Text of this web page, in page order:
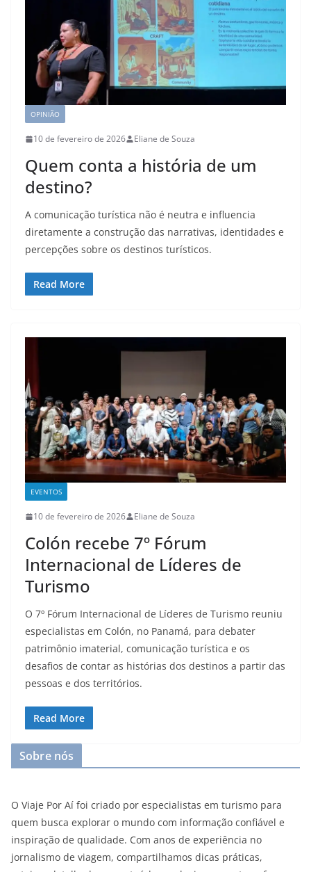
OPINIÃO
10 de fevereiro de 2026 Eliane de Souza
Quem conta a história de um
destino?
A comunicação turística não é neutra e influencia
diretamente a construção das narrativas, identidades e
percepções sobre os destinos turísticos.
Read More
EVENTOS
10 de fevereiro de 2026 Eliane de Souza
Colón recebe 7º Fórum
Internacional de Líderes de
Turismo
O 7º Fórum Internacional de Líderes de Turismo reuniu
especialistas em Colón, no Panamá, para debater
patrimônio imaterial, comunicação turística e os
desafios de contar as histórias dos destinos a partir das
pessoas e dos territórios.
Read More
Sobre nós
O Viaje Por Aí foi criado por especialistas em turismo para
quem busca explorar o mundo com informação confiável e
inspiração de qualidade. Com anos de experiência no
jornalismo de viagem, compartilhamos dicas práticas,